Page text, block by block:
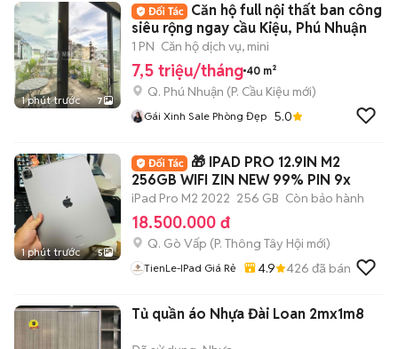
1 phút trước 7
Căn hộ full nội thất ban công
siêu rộng ngay cầu Kiệu, Phú Nhuận
1 PN Căn hộ dịch vụ, mini
7,5 triệu/tháng 40 m²
Q. Phú Nhuận (P. Cầu Kiệu mới)
Gái Xinh Sale Phòng Đẹp 5.0
1 phút trước 5
🎁 IPAD PRO 12.9IN M2
256GB WIFI ZIN NEW 99% PIN 9x
iPad Pro M2 2022 256 GB Còn bảo hành
18.500.000 đ
Q. Gò Vấp (P. Thông Tây Hội mới)
TienLe-IPad Giá Rẻ 4.9 426 đã bán
Tủ quần áo Nhựa Đài Loan 2mx1m8